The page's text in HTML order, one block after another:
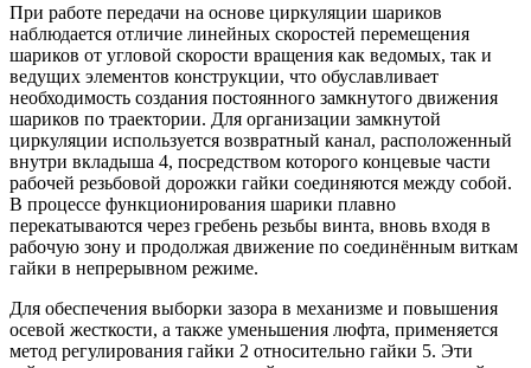
При работе передачи на основе циркуляции шариков
наблюдается отличие линейных скоростей перемещения
шариков от угловой скорости вращения как ведомых, так и
ведущих элементов конструкции, что обуславливает
необходимость создания постоянного замкнутого движения
шариков по траектории. Для организации замкнутой
циркуляции используется возвратный канал, расположенный
внутри вкладыша 4, посредством которого концевые части
рабочей резьбовой дорожки гайки соединяются между собой.
В процессе функционирования шарики плавно
перекатываются через гребень резьбы винта, вновь входя в
рабочую зону и продолжая движение по соединённым виткам
гайки в непрерывном режиме.
Для обеспечения выборки зазора в механизме и повышения
осевой жесткости, а также уменьшения люфта, применяется
метод регулирования гайки 2 относительно гайки 5. Эти